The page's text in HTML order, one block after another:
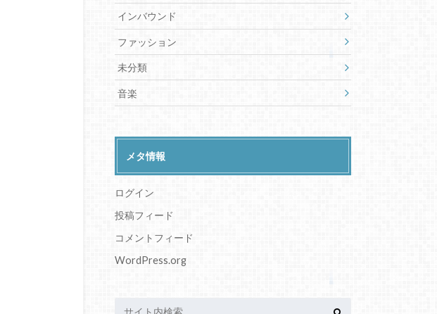
インバウンド
ファッション
未分類
音楽
メタ情報
ログイン
投稿フィード
コメントフィード
WordPress.org